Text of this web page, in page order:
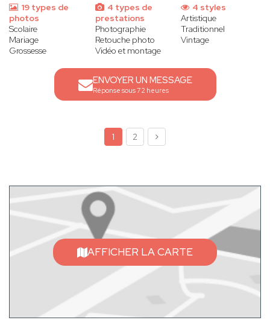
19 types de
photos
Scolaire
Mariage
Grossesse
4 types de
prestations
Photographie
Retouche photo
Vidéo et montage
4 styles
Artistique
Traditionnel
Vintage
ENVOYER UN MESSAGE
Réponse sous 72 heures
1 2
AFFICHER LA CARTE